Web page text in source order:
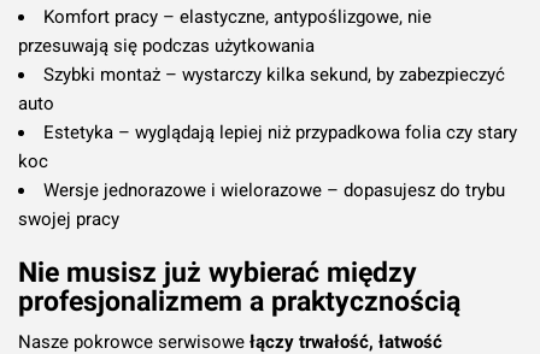
Komfort pracy – elastyczne, antypoślizgowe, nie
przesuwają się podczas użytkowania
Szybki montaż – wystarczy kilka sekund, by zabezpieczyć
auto
Estetyka – wyglądają lepiej niż przypadkowa folia czy stary
koc
Wersje jednorazowe i wielorazowe – dopasujesz do trybu
swojej pracy
Nie musisz już wybierać między
profesjonalizmem a praktycznością
Nasze pokrowce serwisowe łączy trwałość, łatwość